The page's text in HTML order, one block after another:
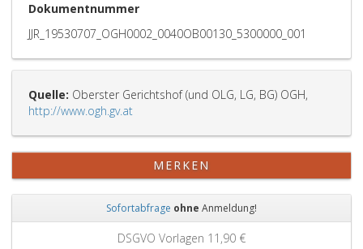
Dokumentnummer
JJR_19530707_OGH0002_0040OB00130_5300000_001
Quelle: Oberster Gerichtshof (und OLG, LG, BG) OGH,
http://www.ogh.gv.at
MERKEN
Sofortabfrage ohne Anmeldung!
DSGVO Vorlagen 11,90 €